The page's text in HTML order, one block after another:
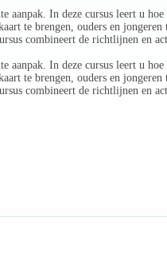
In deze cursus leert u
te brengen, ouders en
combineert de richtlijnen en
In deze cursus leert u
te brengen, ouders en
combineert de richtlijnen en